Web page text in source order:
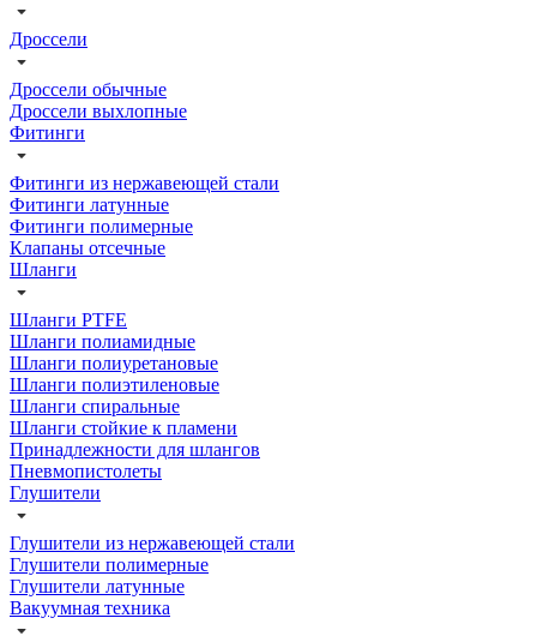
Дроссели
Дроссели обычные
Дроссели выхлопные
Фитинги
Фитинги из нержавеющей стали
Фитинги латунные
Фитинги полимерные
Клапаны отсечные
Шланги
Шланги PTFE
Шланги полиамидные
Шланги полиуретановые
Шланги полиэтиленовые
Шланги спиральные
Шланги стойкие к пламени
Принадлежности для шлангов
Пневмопистолеты
Глушители
Глушители из нержавеющей стали
Глушители полимерные
Глушители латунные
Вакуумная техника